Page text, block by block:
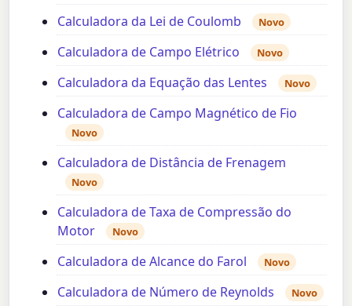
Calculadora da Lei de Coulomb Novo
Calculadora de Campo Elétrico Novo
Calculadora da Equação das Lentes Novo
Calculadora de Campo Magnético de Fio
Novo
Calculadora de Distância de Frenagem
Novo
Calculadora de Taxa de Compressão do
Motor
Novo
Calculadora de Alcance do Farol Novo
Calculadora de Número de Reynolds Novo